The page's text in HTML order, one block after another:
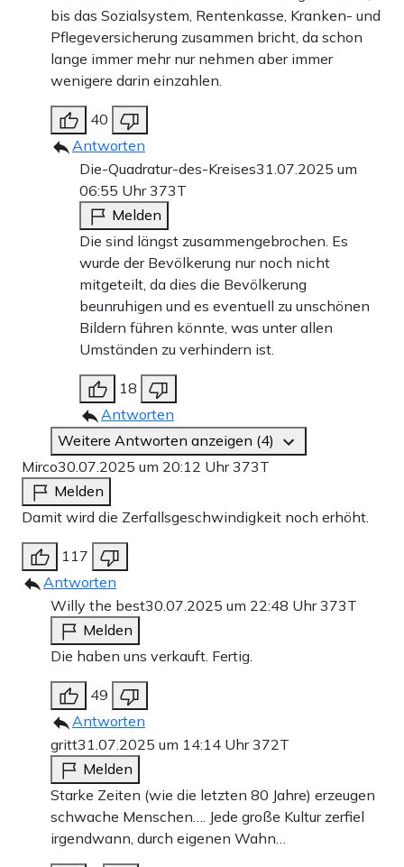
bis das Sozialsystem, Rentenkasse, Kranken- und
Pflegeversicherung zusammen bricht, da schon
lange immer mehr nur nehmen aber immer
wenigere darin einzahlen.
40
Antworten
Die-Quadratur-des-Kreises31.07.2025 um
06:55 Uhr373T
Melden
Die sind längst zusammengebrochen. Es
wurde der Bevölkerung nur noch nicht
mitgeteilt, da dies die Bevölkerung
beunruhigen und es eventuell zu unschönen
Bildern führen könnte, was unter allen
Umständen zu verhindern ist.
18
Antworten
Weitere Antworten anzeigen (4)
Mirco30.07.2025 um 20:12 Uhr373T
Melden
Damit wird die Zerfallsgeschwindigkeit noch erhöht.
117
Antworten
Willy the best30.07.2025 um 22:48 Uhr373T
Melden
Die haben uns verkauft. Fertig.
49
Antworten
gritt31.07.2025 um 14:14 Uhr372T
Melden
Starke Zeiten (wie die letzten 80 Jahre) erzeugen
schwache Menschen…. Jede große Kultur zerfiel
irgendwann, durch eigenen Wahn…